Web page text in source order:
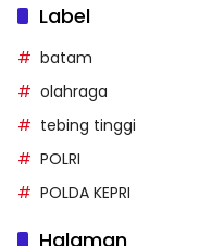
Label
batam
olahraga
tebing tinggi
POLRI
POLDA KEPRI
Halaman